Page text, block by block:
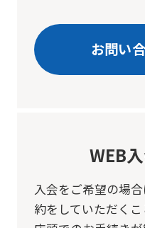
お問い
WEB
入会をご希望の場合
約をしていただくこ